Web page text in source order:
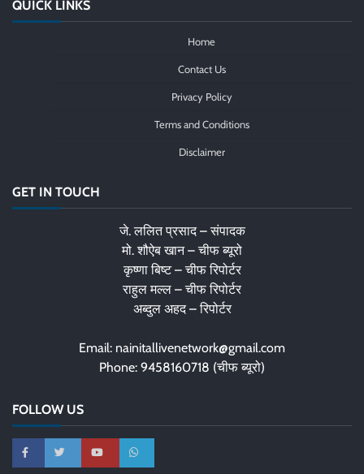
QUICK LINKS
Home
Contact Us
Privacy Policy
Terms and Conditions
Disclaimer
GET IN TOUCH
जे. ललित प्रसाद – संपादक
मो. शौऐब खान – चीफ ब्यूरो
कृष्णा बिष्ट – चीफ रिपोर्टर
राहुल मल्ल – चीफ रिपोर्टर
अब्दुल अहद – रिपोर्टर
Email: nainitallivenetwork@gmail.com
Phone: 9458160718 (चीफ ब्यूरो)
FOLLOW US